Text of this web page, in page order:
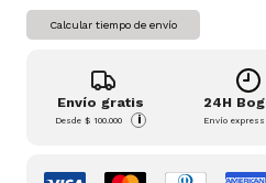
Calcular tiempo de envío
Envío gratis
Desde$ 100.000 i
24H
Envío express